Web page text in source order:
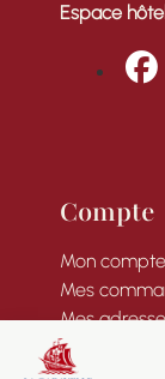
Espace
Compte
Mon compte
Mes
Mes
Informations